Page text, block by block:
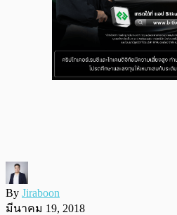
By Jiraboon
มีนาคม 19, 2018